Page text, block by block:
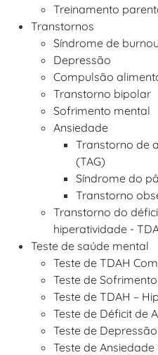
Treinamento
Transtornos
Síndrome de
Depressão
Compulsão
Transtorno bipolar
Sofrimento mental
Ansiedade
Transtorno de
(TAG)
Síndrome do
Transtorno
Transtorno do
hiperatividade -
Teste de saúde mental
Teste de TDAH
Teste de
Teste de TDAH –
Teste de Déficit de
Teste de
Teste de Ansiedade